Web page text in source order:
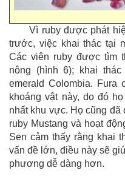
Vì ruby được phát
trước, việc khai thác tại
Các viên ruby được tìm
nông (hình 6); khai
emerald Colombia. Fura
khoáng vật này, do đó
nhất khu vực. Họ cũng
ruby Mustang và hoạt
Sen cảm thấy rằng khai
vấn đề lớn, điều này sẽ
phương dễ dàng hơn.